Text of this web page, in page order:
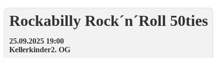
Rockabilly Rock´n´Roll 50ties
25.09.2025 19:00
Kellerkinder2. OG